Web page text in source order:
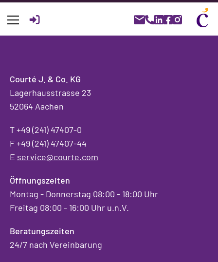
nach:
Courté J. & Co. KG
Lagerhausstrasse 23
52064 Aachen
T +49 (241) 47407-0
F +49 (241) 47407-44
E service@courte.com
Öffnungszeiten
Montag - Donnerstag 08:00 - 18:00 Uhr
Freitag 08:00 - 16:00 Uhr u.n.V.
Beratungszeiten
24/7 nach Vereinbarung